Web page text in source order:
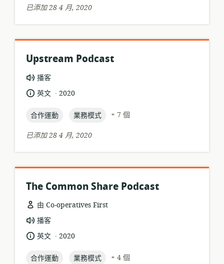
已添加 28 4 月, 2020
Upstream Podcast
資
源
格
式:
播客
語 英文 .
發
日
2020
topic:
合作運動 topic:
業務模式
+ 7 個
已添加 28 4 月, 2020
The Common Share Podcast
由 Co-operatives First
資
源
格
式:
播客
語 英文 .
發
日
2020
topic:
合作運動 topic:
業務模式
+ 4 個